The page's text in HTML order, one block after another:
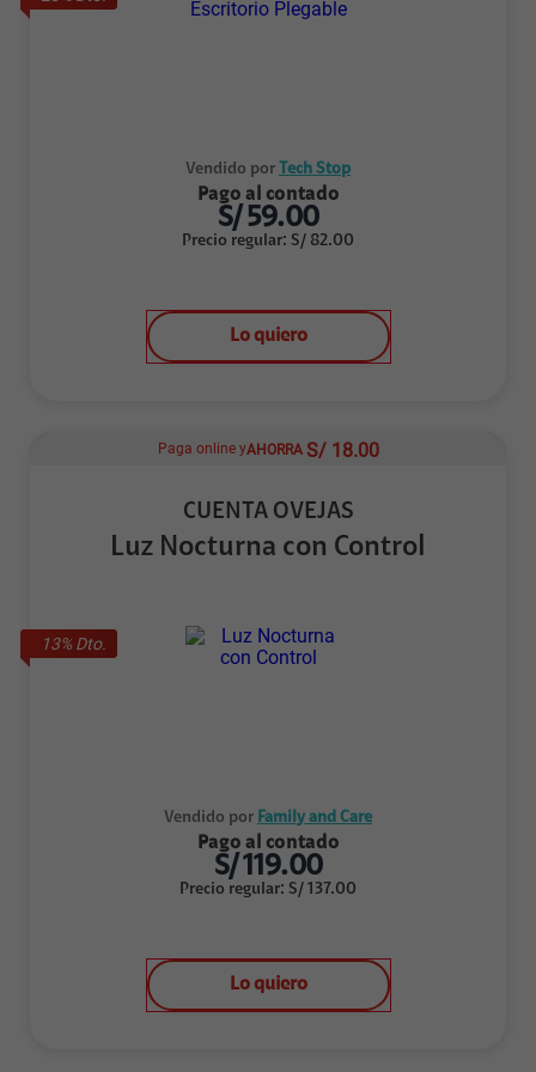
Vendido por Tech Stop
Pago al contado
S/ 59.00
Precio regular: S/ 82.00
Lo quiero
13% Dto.
Paga online yAHORRA S/ 18.00
CUENTA OVEJAS
Luz Nocturna con Control
Vendido por Family and Care
Pago al contado
S/119.00
Precio regular: S/ 137.00
Lo quiero